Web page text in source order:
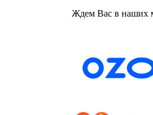
Ждем Вас в наших